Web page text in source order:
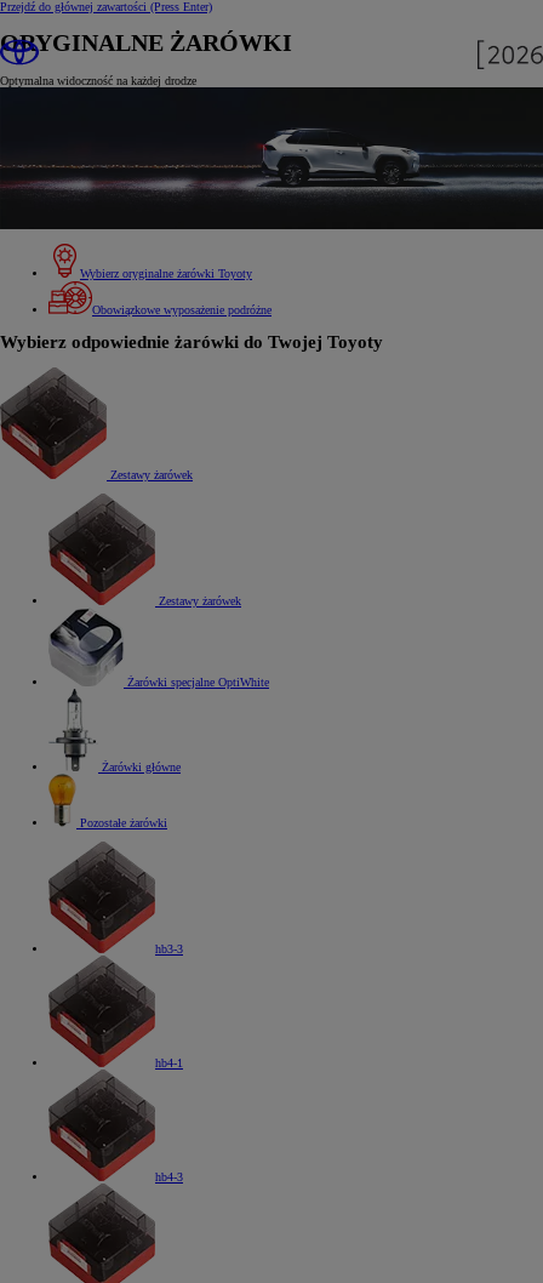
Przejdź do głównej zawartości (Press Enter)
ORYGINALNE ŻARÓWKI
Optymalna widoczność na każdej drodze
Wybierz oryginalne żarówki Toyoty
Obowiązkowe wyposażenie podróżne
Wybierz odpowiednie żarówki do Twojej Toyoty
Zestawy żarówek
Zestawy żarówek
Żarówki specjalne OptiWhite
Żarówki główne
Pozostałe żarówki
hb3-3
hb4-1
hb4-3